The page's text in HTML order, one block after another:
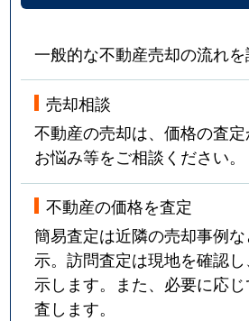
一般的な不動産売却の流れを
売却相談
不動産の売却は、価格の査定
お悩み等をご相談ください。
不動産の価格を査定
簡易査定は近隣の売却事例
示。訪問査定は現地を確認
示します。また、必要に応
査します。